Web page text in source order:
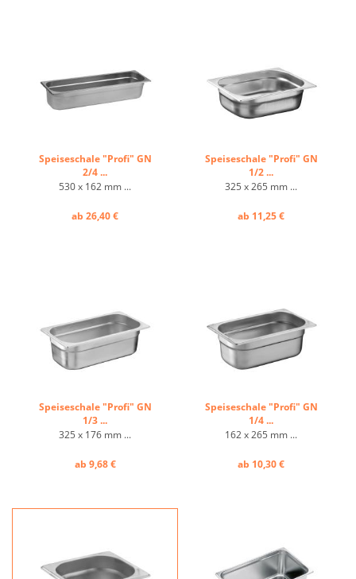
Speiseschale "Profi" GN
2/4 ...
530 x 162 mm ...
ab 26,40 €
Speiseschale "Profi" GN
1/2 ...
325 x 265 mm ...
ab 11,25 €
Speiseschale "Profi" GN
1/3 ...
325 x 176 mm ...
ab 9,68 €
Speiseschale "Profi" GN
1/4 ...
162 x 265 mm ...
ab 10,30 €